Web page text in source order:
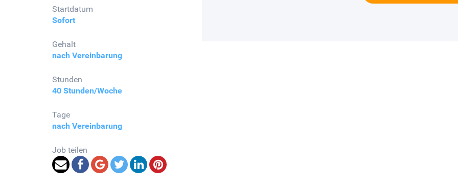
Startdatum
Sofort
Gehalt
nach Vereinbarung
Stunden
40 Stunden/Woche
Tage
nach Vereinbarung
Job teilen